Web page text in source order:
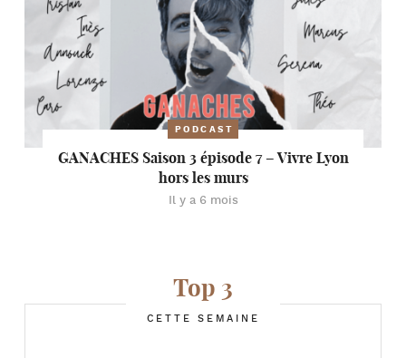
PODCAST
GANACHES Saison 3 épisode 7 – Vivre Lyon
hors les murs
Il y a 6 mois
Top 3
CETTE SEMAINE